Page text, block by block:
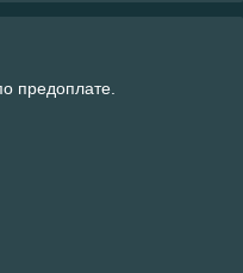
предоплате.